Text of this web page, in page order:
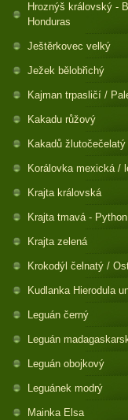
Hroznýš královský -
Honduras
Ještěrkovec velký
Ježek bělobřichý
Kajman trpasličí /
Kakadu růžový
Kakadů
Korálovka mexická /
Krajta královská
Krajta tmavá -
Krajta zelená
Krokodýl čelnatý /
Kudlanka Hierodula
Leguán černý
Leguán
Leguán obojkový
Leguánek modrý
Mainka Elsa